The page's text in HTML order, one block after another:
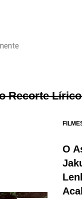
Recorte Lírico
O